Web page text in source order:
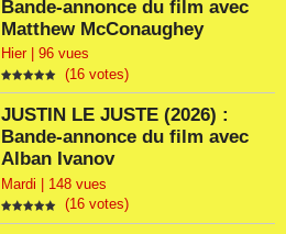
Bande-annonce du film avec
Matthew McConaughey
Hier | 96 vues
(16 votes)
JUSTIN LE JUSTE (2026) :
Bande-annonce du film avec
Alban Ivanov
Mardi | 148 vues
(16 votes)